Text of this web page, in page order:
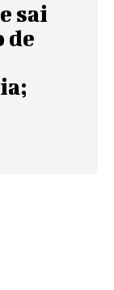
sai
de